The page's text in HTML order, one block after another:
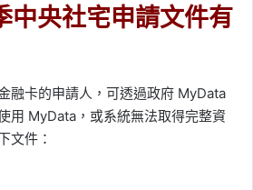
中央社宅申請文件有
融卡的申請人，可透過政府 MyData
用 MyData，或系統無法取得完整資
文件：